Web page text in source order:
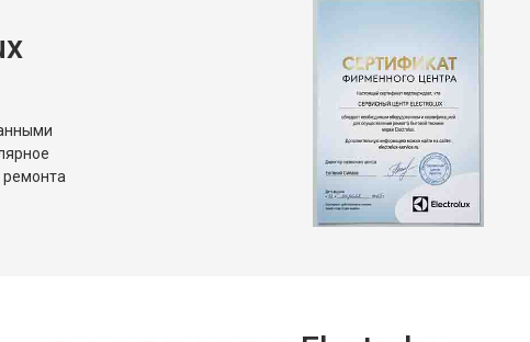
от 1900 ₽